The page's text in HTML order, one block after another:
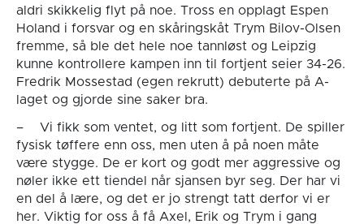
aldri skikkelig flyt på noe. Tross en opplagt Espen
Holand i forsvar og en skåringskåt Trym Bilov-Olsen
fremme, så ble det hele noe tannløst og Leipzig
kunne kontrollere kampen inn til fortjent seier 34-26.
Fredrik Mossestad (egen rekrutt) debuterte på A-
laget og gjorde sine saker bra.
– Vi fikk som ventet, og litt som fortjent. De spiller
fysisk tøffere enn oss, men uten å på noen måte
være stygge. De er kort og godt mer aggressive og
nøler ikke ett tiendel når sjansen byr seg. Der har vi
en del å lære, og det er jo strengt tatt derfor vi er
her. Viktig for oss å få Axel, Erik og Trym i gang